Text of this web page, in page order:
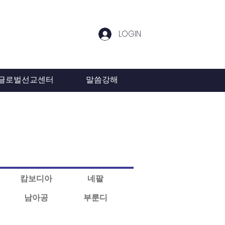
LOGIN
로벌선교센터 말씀강해
캄보디아 네팔
남아공 부룬디